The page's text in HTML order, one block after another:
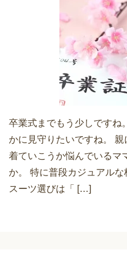
卒業式までもう少しですね
かに見守りたいですね。
着ていこうか悩んでいるマ
か。 特に普段カジュアルな
スーツ選びは「 […]